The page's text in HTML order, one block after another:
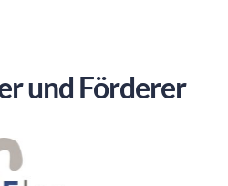
und Förderer